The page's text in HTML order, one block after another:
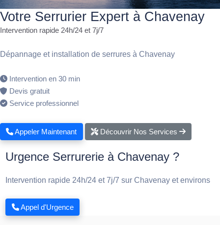
Votre Serrurier Expert à Chavenay
Intervention rapide 24h/24 et 7j/7
Dépannage et installation de serrures à Chavenay
Intervention en 30 min
Devis gratuit
Service professionnel
Appeler Maintenant Découvrir Nos Services
Urgence Serrurerie à Chavenay ?
Intervention rapide 24h/24 et 7j/7 sur Chavenay et environs
Appel d'Urgence